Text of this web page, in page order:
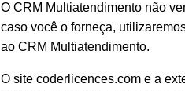
O CRM Multiatendimento não
caso você o forneça,
ao CRM Multiatendimento.
O site coderlicences.com e a